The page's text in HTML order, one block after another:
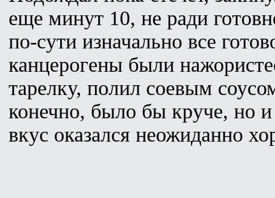
еще минут 10, не ради
по-сути изначально все
канцерогены были
тарелку, полил соевым
конечно, было бы круче, но и
вкус оказался неожиданно